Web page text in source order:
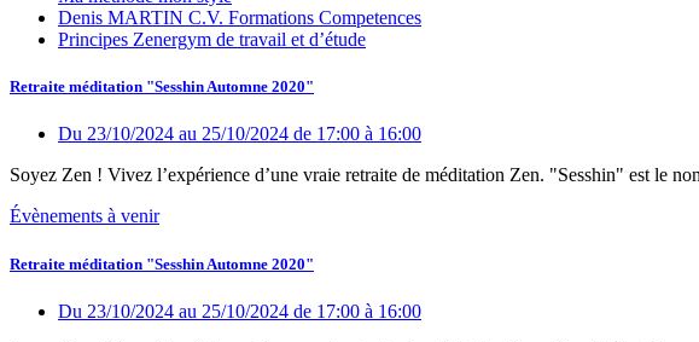
Denis MARTIN C.V. Formations Competences
Principes Zenergym de travail et d’étude
Retraite méditation "Sesshin Automne 2020"
Du 23/10/2024 au 25/10/2024 de 17:00 à 16:00
Soyez Zen ! Vivez l’expérience d’une vraie retraite de méditation Zen. "Sesshin" est le
Évènements à venir
Retraite méditation "Sesshin Automne 2020"
Du 23/10/2024 au 25/10/2024 de 17:00 à 16:00